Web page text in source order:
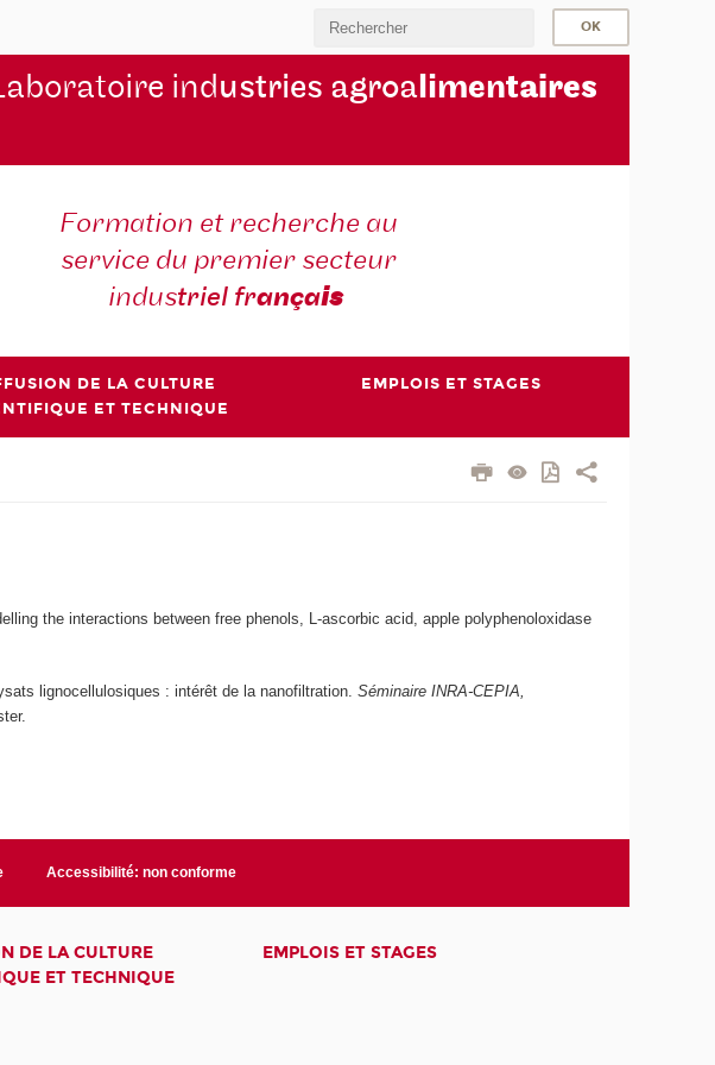
industries agroalimentaires
Formation et recherche au
service du premier secteur
industriel français
DE LA CULTURE
ET TECHNIQUE
EMPLOIS ET STAGES
the interactions between free phenols, L-ascorbic acid, apple polyphenoloxidase
lignocellulosiques : intérêt de la nanofiltration.Séminaire INRA-CEPIA,
Accessibilité: non conforme
DE LA CULTURE
ET TECHNIQUE
EMPLOIS ET STAGES